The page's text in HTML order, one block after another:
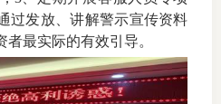
过发放、讲解警示宣传资料
最实际的有效引导。